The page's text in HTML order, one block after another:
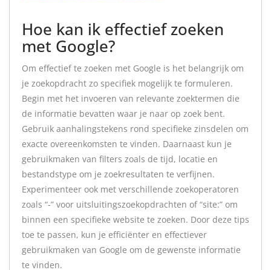
Hoe kan ik effectief zoeken
met Google?
Om effectief te zoeken met Google is het belangrijk om
je zoekopdracht zo specifiek mogelijk te formuleren.
Begin met het invoeren van relevante zoektermen die
de informatie bevatten waar je naar op zoek bent.
Gebruik aanhalingstekens rond specifieke zinsdelen om
exacte overeenkomsten te vinden. Daarnaast kun je
gebruikmaken van filters zoals de tijd, locatie en
bestandstype om je zoekresultaten te verfijnen.
Experimenteer ook met verschillende zoekoperatoren
zoals “-” voor uitsluitingszoekopdrachten of “site:” om
binnen een specifieke website te zoeken. Door deze tips
toe te passen, kun je efficiënter en effectiever
gebruikmaken van Google om de gewenste informatie
te vinden.